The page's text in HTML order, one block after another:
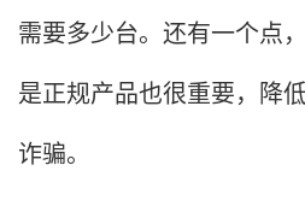
需要多少台。还有一个点
是正规产品也很重要，降
诈骗。